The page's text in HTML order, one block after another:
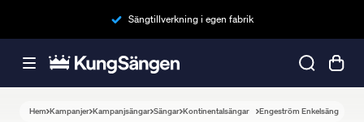
Sängtillverkning i egen fabrik
Hem Kampanjer Kampanjsängar Sängar Kontinentalsängar Engeström Enkelsäng